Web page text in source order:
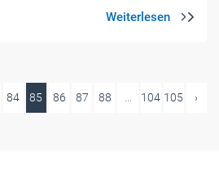
84 85 86 87 88 ... 104 105 ›